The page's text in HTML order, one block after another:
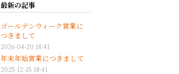
最新の記事
ゴールデンウィーク営業に
つきまして
2026-04-20 18:41
年末年始営業につきまして
2025-12-15 18:41